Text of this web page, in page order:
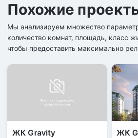
Похожие
Мы анализируем множество
количество комнат, площадь, класс
чтобы предоставить максимально
ЖК Gravity ЖК